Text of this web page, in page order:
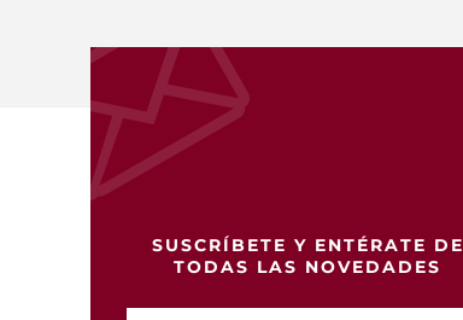
SUSCRÍBETE Y ENTÉRATE DE
TODAS LAS NOVEDADES